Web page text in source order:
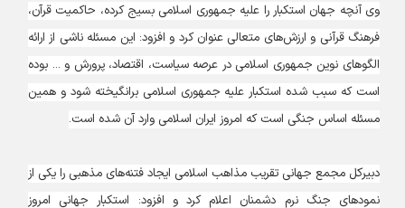
وی آنچه جهان استکبار را علیه جمهوری اسلامی بسیج کرده، حاکمیت قرآن،
فرهنگ قرآنی و ارزش‌های متعالی عنوان کرد و افزود: این مسئله ناشی از ارائه
الگوهای نوین جمهوری اسلامی در عرصه سیاست، اقتصاد، پرورش و ... بوده
است که سبب شده استکبار علیه جمهوری اسلامی برانگیخته شود و همین
مسئله اساس جنگی است که امروز ایران اسلامی وارد آن شده است.
دبیرکل مجمع جهانی تقریب مذاهب اسلامی ایجاد فتنه‌های مذهبی را یکی از
نمودهای جنگ نرم دشمنان اعلام کرد و افزود: استکبار جهانی امروز